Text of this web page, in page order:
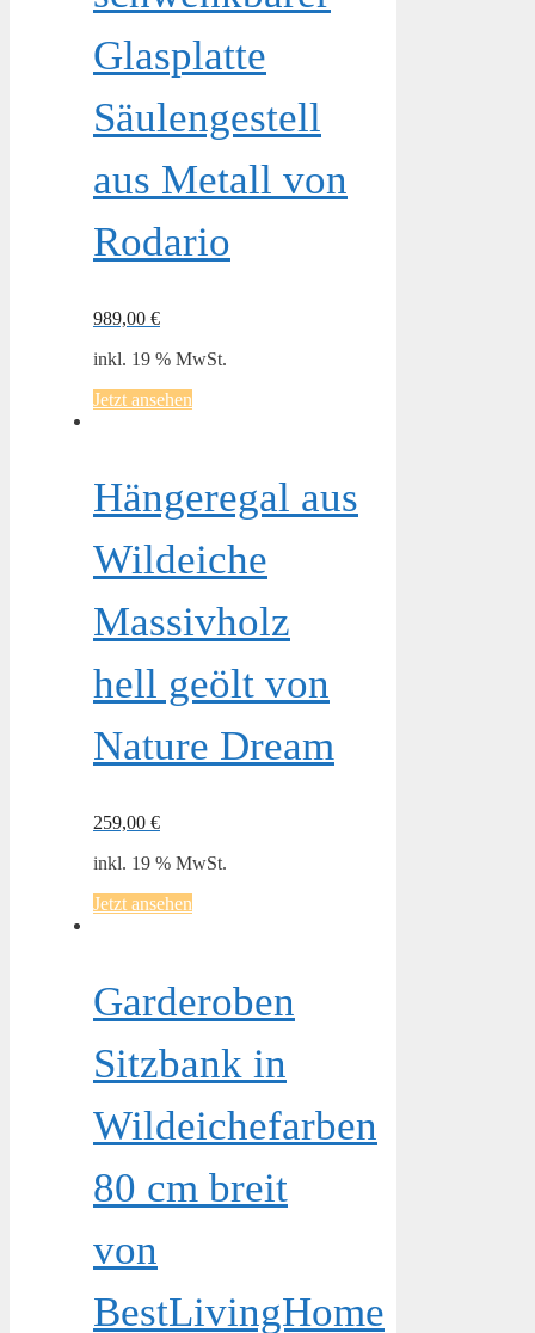
Glasplatte
Säulengestell
aus Metall von
Rodario
989,00 €
inkl. 19 % MwSt.
Jetzt ansehen
Hängeregal aus
Wildeiche
Massivholz
hell geölt von
Nature Dream
259,00 €
inkl. 19 % MwSt.
Jetzt ansehen
Garderoben
Sitzbank in
Wildeichefarben
80 cm breit
von
BestLivingHome